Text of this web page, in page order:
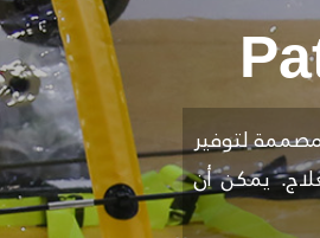
لتوفير
يمكن أن